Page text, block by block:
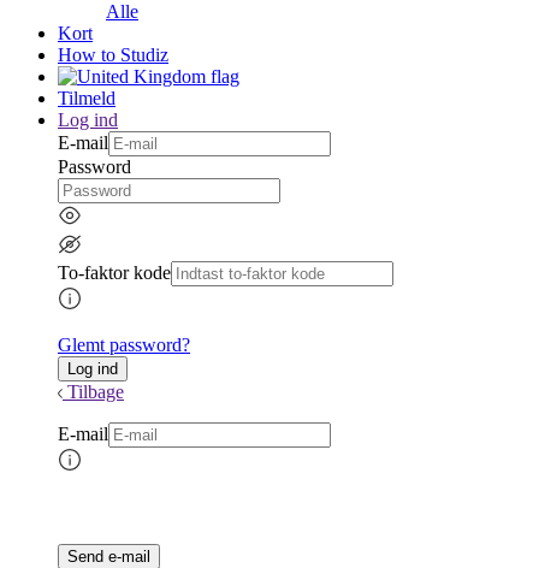
Alle
Kort
How to Studiz
Tilmeld
Log ind
E-mail
Password
To-faktor kode
Glemt password?
Tilbage
E-mail